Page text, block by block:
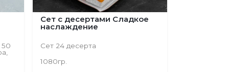
50
Сет с десертами Сладкое
наслаждение
Сет 24 десерта
1080гр.